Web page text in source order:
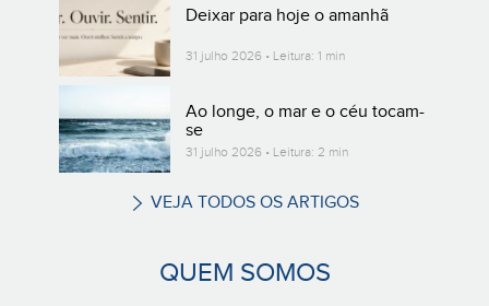
Deixar para hoje o amanhã
31 julho 2026 • Leitura: 1 min
Ao longe, o mar e o céu tocam-
se
31 julho 2026 • Leitura: 2 min
VEJA TODOS OS ARTIGOS
QUEM SOMOS